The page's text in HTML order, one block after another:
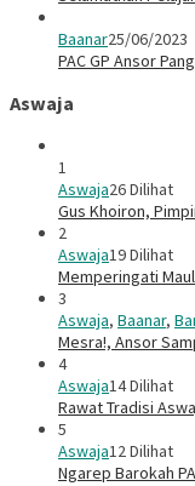
Baanar25/06/2023
PAC GP Ansor
Aswaja
1
Aswaja26 Dilihat
Gus Khoiron,
2
Aswaja19 Dilihat
Memperingati
3
Aswaja, Baanar,
Mesra!, Ansor
4
Aswaja14 Dilihat
Rawat Tradisi
5
Aswaja12 Dilihat
Ngarep Barokah